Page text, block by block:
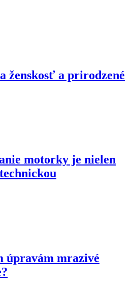
ženskosť a prirodzené
motorky je nielen
úpravám mrazivé